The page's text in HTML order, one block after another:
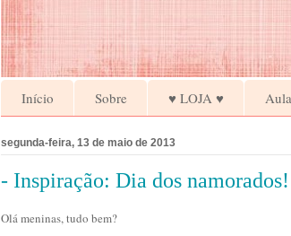
Início Sobre ♥ LOJA ♥
segunda-feira, 13 de maio de 2013
- Inspiração: Dia dos namorados!
Olá meninas, tudo bem?